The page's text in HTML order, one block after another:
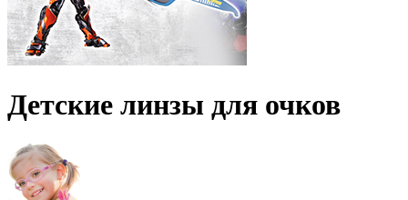
Детские линзы для очков